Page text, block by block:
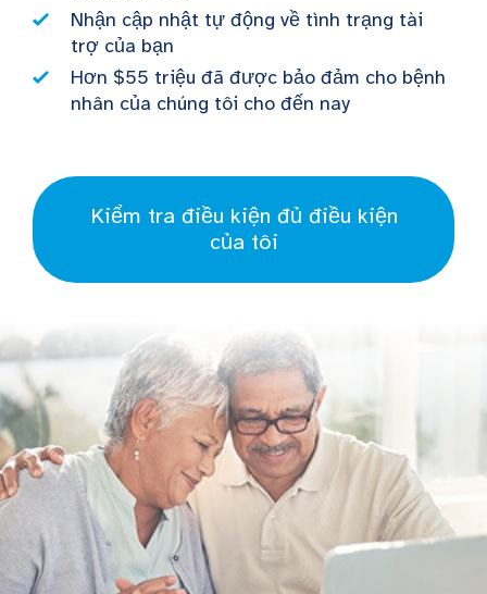
Nhận cập nhật tự động về tình trạng tài
trợ của bạn
Hơn $55 triệu đã được bảo đảm cho bệnh
nhân của chúng tôi cho đến nay
Kiểm tra điều kiện đủ điều kiện
của tôi